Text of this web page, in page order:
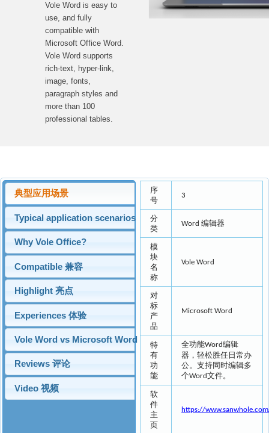
Vole Word is easy to
use, and fully
compatible with
Microsoft Office Word.
Vole Word supports
rich-text, hyper-link,
image, fonts,
paragraph styles and
more than 100
professional tables.
典型应用场景
Typical application scenarios
Why Vole Office?
Compatible 兼容
Highlight 亮点
Experiences 体验
Vole Word vs Microsoft Word
Reviews 评论
Video 视频
序
号
3
分
类
Word编辑器
模
块
名
称
Vole Word
对
标
产
品
Microsoft Word
特
有
功
能
全功能Word编辑
器，轻松胜任日常办
公。支持同时编辑多
个Word文件。
软
件
主
页
https://